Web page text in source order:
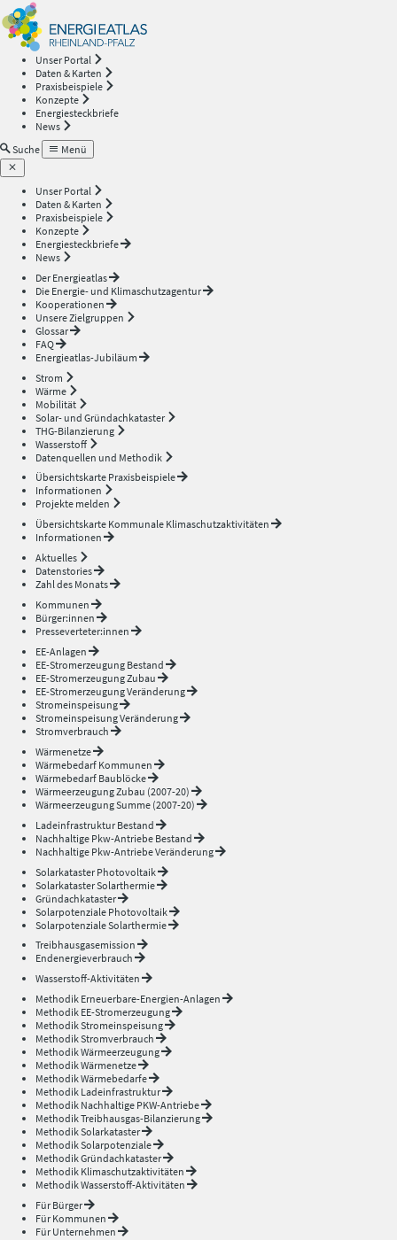
Unser Portal
Daten & Karten
Praxisbeispiele
Konzepte
Energiesteckbriefe
News
Suche
Menü
Unser Portal
Daten & Karten
Praxisbeispiele
Konzepte
Energiesteckbriefe
News
Der Energieatlas
Die Energie- und Klimaschutzagentur
Kooperationen
Unsere Zielgruppen
Glossar
FAQ
Energieatlas-Jubiläum
Strom
Wärme
Mobilität
Solar- und Gründachkataster
THG-Bilanzierung
Wasserstoff
Datenquellen und Methodik
Übersichtskarte Praxisbeispiele
Informationen
Projekte melden
Übersichtskarte Kommunale Klimaschutzaktivitäten
Informationen
Aktuelles
Datenstories
Zahl des Monats
Kommunen
Bürger:innen
Presseverteter:innen
EE-Anlagen
EE-Stromerzeugung Bestand
EE-Stromerzeugung Zubau
EE-Stromerzeugung Veränderung
Stromeinspeisung
Stromeinspeisung Veränderung
Stromverbrauch
Wärmenetze
Wärmebedarf Kommunen
Wärmebedarf Baublöcke
Wärmeerzeugung Zubau (2007-20)
Wärmeerzeugung Summe (2007-20)
Ladeinfrastruktur Bestand
Nachhaltige Pkw-Antriebe Bestand
Nachhaltige Pkw-Antriebe Veränderung
Solarkataster Photovoltaik
Solarkataster Solarthermie
Gründachkataster
Solarpotenziale Photovoltaik
Solarpotenziale Solarthermie
Treibhausgasemission
Endenergieverbrauch
Wasserstoff-Aktivitäten
Methodik Erneuerbare-Energien-Anlagen
Methodik EE-Stromerzeugung
Methodik Stromeinspeisung
Methodik Stromverbrauch
Methodik Wärmeerzeugung
Methodik Wärmenetze
Methodik Wärmebedarfe
Methodik Ladeinfrastruktur
Methodik Nachhaltige PKW-Antriebe
Methodik Treibhausgas-Bilanzierung
Methodik Solarkataster
Methodik Solarpotenziale
Methodik Gründachkataster
Methodik Klimaschutzaktivitäten
Methodik Wasserstoff-Aktivitäten
Für Bürger
Für Kommunen
Für Unternehmen